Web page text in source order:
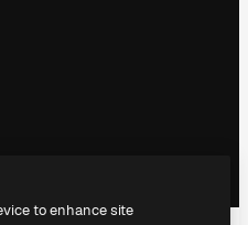
to enhance site